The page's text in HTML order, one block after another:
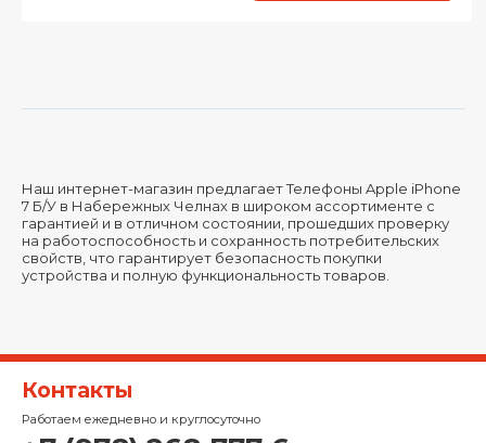
Наш интернет-магазин предлагает Телефоны Apple iPhone
7 Б/У в Набережных Челнах в широком ассортименте с
гарантией и в отличном состоянии, прошедших проверку
на работоспособность и сохранность потребительских
свойств, что гарантирует безопасность покупки
устройства и полную функциональность товаров.
Контакты
Работаем ежедневно и круглосуточно